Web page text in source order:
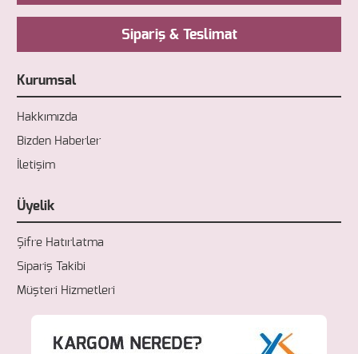
Sipariş & Teslimat
Kurumsal
Hakkımızda
Bizden Haberler
İletişim
Üyelik
Şifre Hatırlatma
Sipariş Takibi
Müşteri Hizmetleri